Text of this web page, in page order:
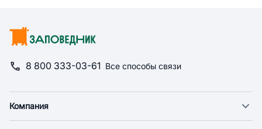
8 800 333-03-61 Все способы связи
Компания